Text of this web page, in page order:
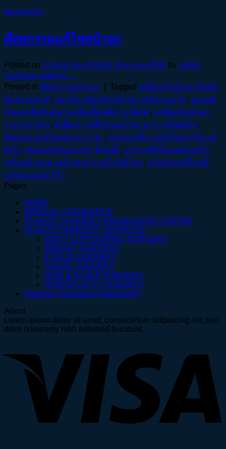
ศัลยกรรมหน้าอก
ศัลยกรรมแก้ไขหน้าอก
Posted on 11 มิถุนายน 202614 มิถุนายน 2026 by admin
Continue reading →
Posted in ศัลยกรรมหน้าอก Tagged คลินิกแก้หน้าอก สัมผัส
นิ่มธรรมชาติ, นมแข็ง หลังเสริมหน้าอก เกิดจากอะไร, นมแฝด
(ร่องอกชิดกันจนรวมเป็นเนื้อเดียว) แก้ยังไง, ผ่าตัดแก้หน้าอก
ราคาเท่าไหร่, พังผืดเกาะซิลิโคนหน้าอก อาการเป็นยังไง,
ศัลยกรรมแก้ไขหน้าอก ราคา, หน้าอกเบี้ยว สูงต่ำไม่เท่ากัน แก้
ยังไง, หมอแก้หน้าอกเก่งๆ มือหนึ่ง, อาการซิลิโคนหน้าอกรั่ว,
เสริมหน้าอกมาแล้วนมห่าง แก้ไขได้ไหม, แก้หน้าอกที่ไหนดี,
แก้หน้าอกพัง รีวิว
Pages
HOME
MEDICAL STANDARDS
PLASTIC SURGERY KNOWLEDGE CENTER
PLASTIC SURGERY SERVICES
BODY CONTOURING SURGERY
BREAST SURGERY
EYELID SURGERY
FACIAL SURGERY
HAIR & SCALP SURGERY
RHINOPLASTY SURGERY
Strategic Acquisition Opportunity
About
Lorem ipsum dolor sit amet, consectetuer adipiscing elit, sed
diam nonummy nibh euismod tincidunt.